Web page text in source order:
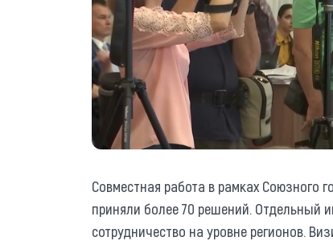
Совместная работа в рамках Союзного
приняли более 70 решений. Отдельный
сотрудничество на уровне регионов.